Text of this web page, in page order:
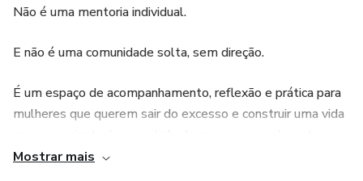
Não é uma mentoria individual.
E não é uma comunidade solta, sem direção.
É um espaço de acompanhamento, reflexão e prática para
mulheres que querem sair do excesso e construir uma vida
importa.
Mostrar mais